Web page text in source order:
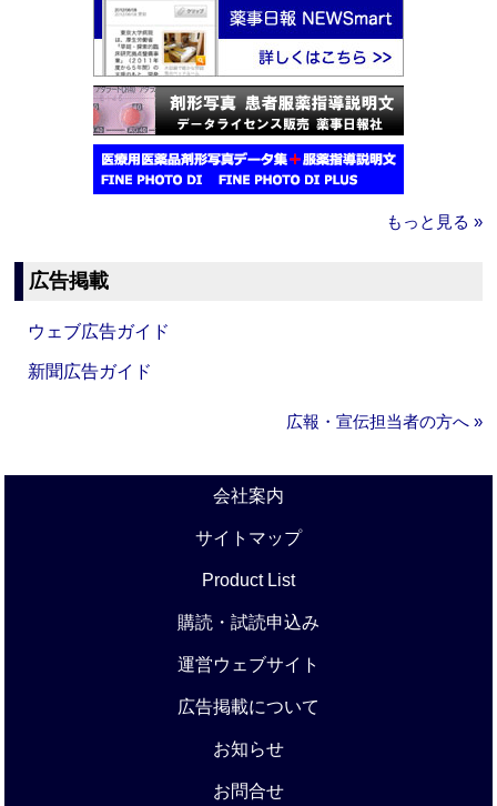
もっと見る »
広告掲載
ウェブ広告ガイド
新聞広告ガイド
広報・宣伝担当者の方へ »
会社案内
サイトマップ
Product List
購読・試読申込み
運営ウェブサイト
広告掲載について
お知らせ
お問合せ